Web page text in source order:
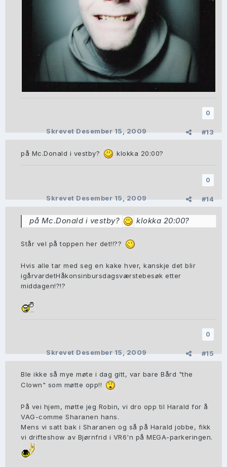
0
#13
SkrevetDesember 15, 2009
på Mc.Donald i vestby? klokka 20:00?
0
#14
SkrevetDesember 15, 2009
på Mc.Donald i vestby? klokka 20:00?
Står vel på toppen her det!!??
Hvis alle tar med seg en kake hver, kanskje det blir
igårvardetHåkonsinbursdagsværstebesøk etter
middagen!?!?
0
#15
SkrevetDesember 15, 2009
Ble ikke så mye møte i dag gitt, var bare Bård "the
Clown" som møtte opp!!
På vei hjem, møtte jeg Robin, vi dro opp til Harald for å
VAG-comme Sharanen hans.
Mens vi satt bak i Sharanen og så på Harald jobbe, fikk
vi drifteshow av Bjørnfrid i VR6'n på MEGA-parkeringen.